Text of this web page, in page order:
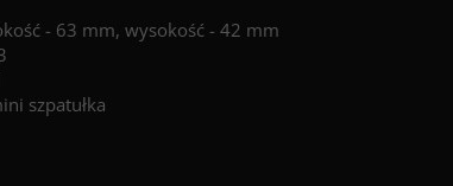
- 63 mm, wysokość - 42 mm
szpatułka